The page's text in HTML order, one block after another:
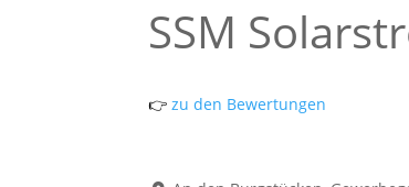
SSM
👉 zu den Bewertungen